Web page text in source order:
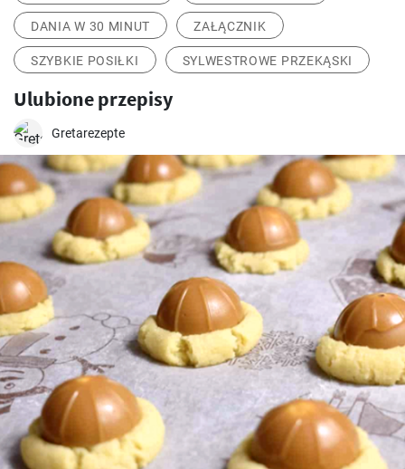
DANIA W 30 MINUT ZAŁĄCZNIK
SZYBKIE POSIŁKI SYLWESTROWE PRZEKĄSKI
Ulubione przepisy
Gretarezepte